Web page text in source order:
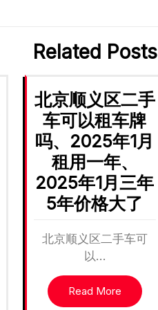
Related Posts
北京顺义区二手
车可以租车牌
吗、2025年1月
租用一年、
2025年1月三年
5年价格大了
北京顺义区二手车可
以…
Read More